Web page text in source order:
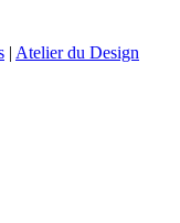
| Atelier du Design